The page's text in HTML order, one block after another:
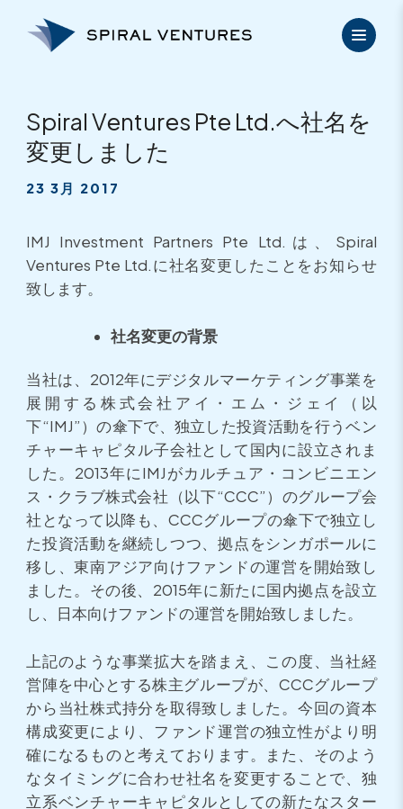
Spiral Ventures Pte Ltd.へ社名を
変更しました
23 3月 2017
IMJ Investment Partners Pte Ltd.は、Spiral
Ventures Pte Ltd.に社名変更したことをお知らせ
致します。
社名変更の背景
当社は、2012年にデジタルマーケティング事業を
展開する株式会社アイ・エム・ジェイ（以
下“IMJ”）の傘下で、独立した投資活動を行うベン
チャーキャピタル子会社として国内に設立されま
した。2013年にIMJがカルチュア・コンビニエン
ス・クラブ株式会社（以下“CCC”）のグループ会
社となって以降も、CCCグループの傘下で独立し
た投資活動を継続しつつ、拠点をシンガポールに
移し、東南アジア向けファンドの運営を開始致し
ました。その後、2015年に新たに国内拠点を設立
し、日本向けファンドの運営を開始致しました。
上記のような事業拡大を踏まえ、この度、当社経
営陣を中心とする株主グループが、CCCグループ
から当社株式持分を取得致しました。今回の資本
構成変更により、ファンド運営の独立性がより明
確になるものと考えております。また、そのよう
なタイミングに合わせ社名を変更することで、独
立系ベンチャーキャピタルとしての新たなスター